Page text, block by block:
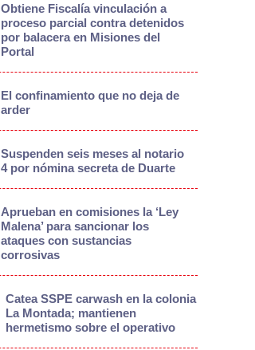
Obtiene Fiscalía vinculación a
proceso parcial contra detenidos
por balacera en Misiones del
Portal
El confinamiento que no deja de
arder
Suspenden seis meses al notario
4 por nómina secreta de Duarte
Aprueban en comisiones la ‘Ley
Malena’ para sancionar los
ataques con sustancias
corrosivas
Catea SSPE carwash en la colonia
La Montada; mantienen
hermetismo sobre el operativo